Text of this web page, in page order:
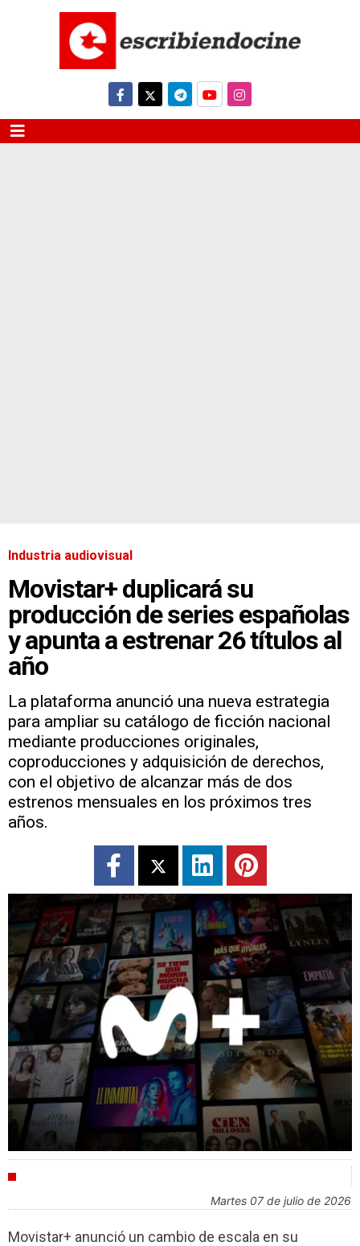
Industria audiovisual
Movistar+ duplicará su
producción de series españolas
y apunta a estrenar 26 títulos al
año
La plataforma anunció una nueva estrategia
para ampliar su catálogo de ficción nacional
mediante producciones originales,
coproducciones y adquisición de derechos,
con el objetivo de alcanzar más de dos
estrenos mensuales en los próximos tres
años.
martes 07 de julio de 2026
Movistar+ anunció un cambio de escala en su